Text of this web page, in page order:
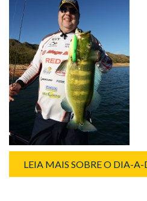
LEIA MAIS SOBRE O DIA-